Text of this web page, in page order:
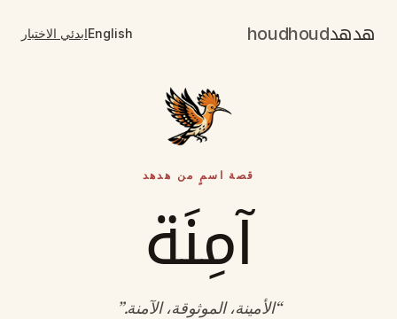
هدهدhoudhoud
Englishابدئي الاختبار
قصة اسمٍ من هدهد
آمِنَة
“الأمينة، الموثوقة، الآمنة.”